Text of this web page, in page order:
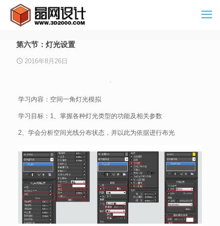
第六节：灯光设置
2016年8月26日
学习内容：空间一角灯光模拟
学习目标：1、掌握各种灯光类型的功能及相关参数
2、学会分析空间光线分布状态，并以此为依据进行布光